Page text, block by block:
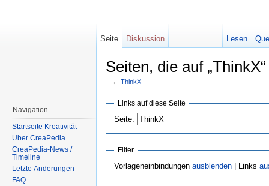
Seiten, die auf
← ThinkX
Links auf diese Seite
Seite:
Filter
Vorlageneinbindungen ausblenden| Links
Seite Diskussion Lesen
Navigation
Startseite Kreativität
Über CreaPedia
CreaPedia-News /
Timeline
Letzte Änderungen
FAQ